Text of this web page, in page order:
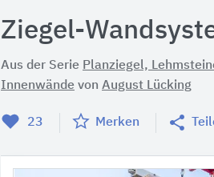
Ziegel-
Aus der Serie Planziegel,
Innenwände von August Lücking
23 Merken